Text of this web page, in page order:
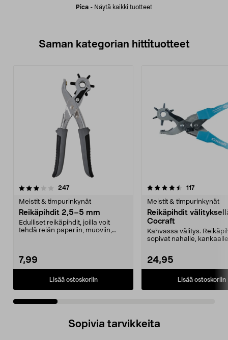
Pica - Näytä kaikki tuotteet
Saman kategorian hittituotteet
247arvostelut
Meistit & timpurinkynät
Reikäpihdit 2,5–5 mm
Edulliset reikäpihdit, joilla voit
tehdä reiän paperiin, muoviin,
7,99
Lisää ostoskoriin
4.5 viidestä
117arvostelut
Meistit & timpurinkynät
Reikäpihdit
Cocraft
Kahvassa välitys.
sopivat nahalle,
24,95
Lisää ostoskoriin
5.0 viidestä
Sopivia tarvikkeita